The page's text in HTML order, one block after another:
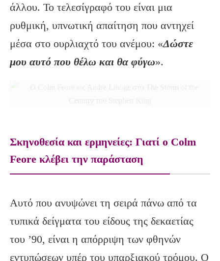
άλλου. Το τελεσίγραφό του είναι μια
ρυθμική, υπνωτική απαίτηση που αντηχεί
μέσα στο ουρλιαχτό του ανέμου: «Δώστε
μου αυτό που θέλω και θα φύγω».
Σκηνοθεσία και ερμηνείες: Γιατί ο Colm
Feore κλέβει την παράσταση
Αυτό που ανυψώνει τη σειρά πάνω από τα
τυπικά δείγματα του είδους της δεκαετίας
του ’90, είναι η απόρριψη των φθηνών
εντυπώσεων υπέρ του υπαρξιακού τρόμου. Ο